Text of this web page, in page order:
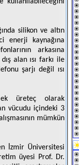
silikon ve altın
enerji kaynağına
arkasına
alan ısı farkı ile
şarjı değil ısı
üreteç olarak
vücudu içindeki 3
mümkün
İzmir Üniversitesi
üyesi Prof. Dr.